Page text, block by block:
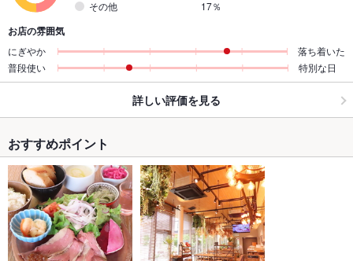
その他
17％
お店の雰囲気
にぎやか
落ち着いた
普段使い
特別な日
詳しい評価を見る
おすすめポイント